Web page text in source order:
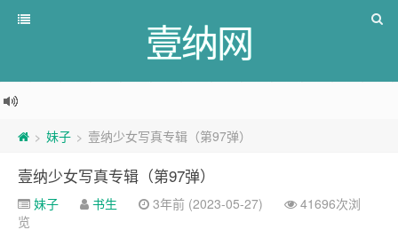
壹纳网
> 妹子 > 壹纳少女写真专辑（第97弹）
壹纳少女写真专辑（第97弹）
妹子 书生 3年前 (2023-05-27)
41696次浏
览